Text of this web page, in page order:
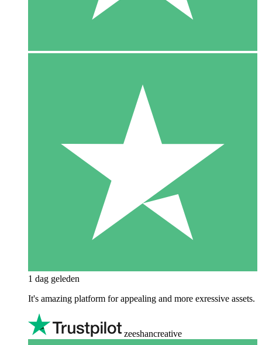
1 dag geleden
It's amazing platform for appealing and more exressive assets.
zeeshancreative